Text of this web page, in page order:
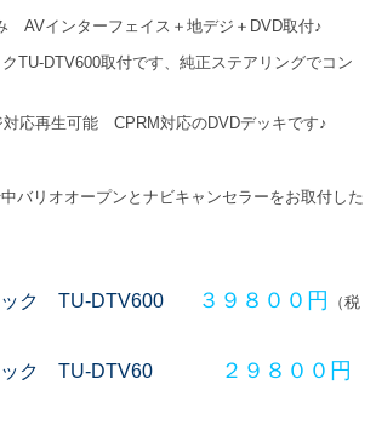
AVインターフェイス＋地デジ＋DVD取付♪
TU-DTV600取付です、純正ステアリングでコン
対応再生可能 CPRM対応のDVDデッキです♪
バリオオープンとナビキャンセラーをお取付した
ック TU-DTV600 ３９８００円
（税
ク TU-DTV60 ２９８００円